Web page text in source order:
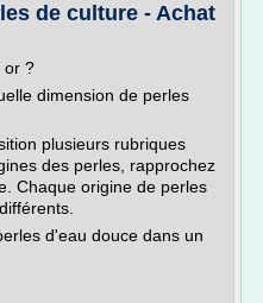
de culture - Achat
or ?
dimension de perles
plusieurs rubriques
des perles, rapprochez
Chaque origine de perles
d'eau douce dans un